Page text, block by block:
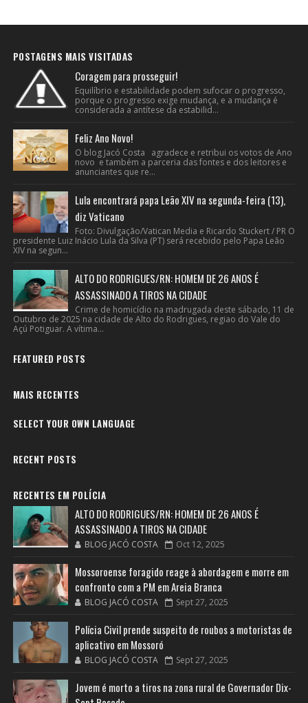
POSTAGENS MAIS VISITADAS
Coragem para prosseguir!
Equilíbrio e estabilidade podem sufocar o progresso,
porque o progresso exige mudança, e a mudança é
considerada a antítese da estabilid...
Feliz Ano Novo!
O blog Jacó Costa agradece e retribui os votos de Ano
novo e também a parceria das fontes e dos leitores e
anunciantes que re...
Lula encontrará papa Leão XIV na segunda-feira (13),
diz Vaticano
Foto: Divulgação/Vatican Media e Ricardo Stuckert / PR O
presidente Luiz Inácio Lula da Silva (PT) será recebido pelo Papa Leão
XIV na segun...
ALTO DO RODRIGUES/RN: HOMEM DE 26 ANOS É
ASSASSINADO A TIROS NA CIDADE
Crime de homicídio na madrugada deste sábado, 11 de
Outubro de 2025 na cidade de Alto do Rodrigues, regiao do Vale do
Açú Potiguar. A vítima...
FEATURED POSTS
MAIS RECENTES
SELECT YOUR OWN LANGUAGE
RECENT POSTS
RECENTES EM POLÍCIA
ALTO DO RODRIGUES/RN: HOMEM DE 26 ANOS É
ASSASSINADO A TIROS NA CIDADE
BLOG JACÓ COSTA Oct 12, 2025
Mossoroense foragido reage à abordagem e morre em
confronto com a PM em Areia Branca
BLOG JACÓ COSTA Sept 27, 2025
Polícia Civil prende suspeito de roubos a motoristas de
aplicativo em Mossoró
BLOG JACÓ COSTA Sept 27, 2025
Jovem é morto a tiros na zona rural de Governador Dix-